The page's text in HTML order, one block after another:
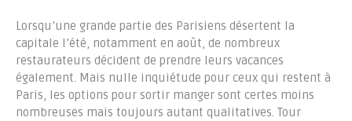
Lorsqu’une grande partie des Parisiens désertent la
capitale l’été, notamment en août, de nombreux
restaurateurs décident de prendre leurs vacances
également. Mais nulle inquiétude pour ceux qui restent à
Paris, les options pour sortir manger sont certes moins
nombreuses mais toujours autant qualitatives. Tour